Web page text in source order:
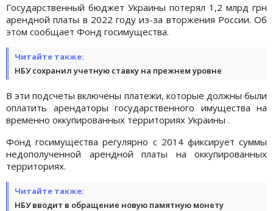
Государственный бюджет Украины потерял 1,2 млрд грн
арендной платы в 2022 году из-за вторжения России. Об
этом сообщает Фонд госимущества.
Читайте также:
НБУ сохранил учетную ставку на прежнем уровне
В эти подсчеты включены платежи, которые должны были
оплатить арендаторы государственного имущества на
временно оккупированных территориях Украины .
Фонд госимущества регулярно с 2014 фиксирует суммы
недополученной арендной платы на оккупированных
территориях.
Читайте также:
НБУ вводит в обращение новую памятную монету